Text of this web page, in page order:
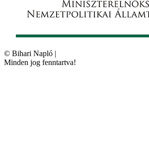
© Bihari Napló |
Minden jog fenntartva!